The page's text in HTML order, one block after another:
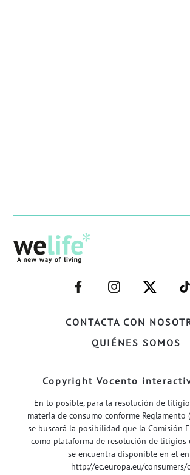
CONTACTA CON
QUIÉNES SOMOS
–
FACEBOOK–
–
INSTAGRAM–
–
TWITTER–
–
Copyright Vocento
En lo posible, para la resolución de
materia de consumo conforme Reglamento
se buscará la posibilidad que la Comisión
como plataforma de resolución de litigios
se encuentra disponible en el
http://ec.europa.eu/consumers/